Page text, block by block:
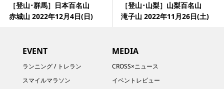
［登山･群馬］日本百名山
赤城山 2022年12月4日(日)
［登山･山梨］山梨百名山
滝子山 2022年11月26日(土)
EVENT
ランニング / トレラン
スマイルマラソン
MEDIA
CROSS×ニュース
イベントレビュー